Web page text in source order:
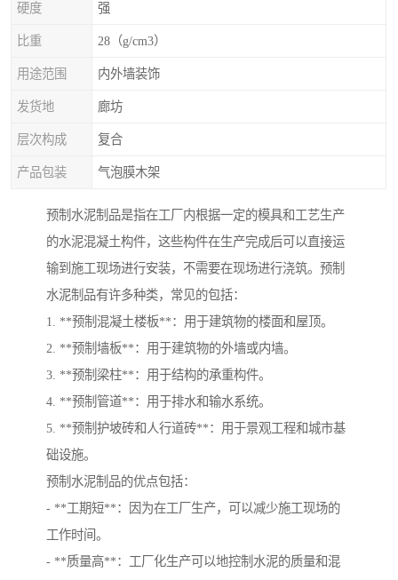
硬度 强
比重 28（g/cm3）
用途范围 内外墙装饰
发货地 廊坊
层次构成 复合
产品包装 气泡膜木架
预制水泥制品是指在工厂内根据一定的模具和工艺生产
的水泥混凝土构件，这些构件在生产完成后可以直接运
输到施工现场进行安装，不需要在现场进行浇筑。预制
水泥制品有许多种类，常见的包括：
1. **预制混凝土楼板**：用于建筑物的楼面和屋顶。
2. **预制墙板**：用于建筑物的外墙或内墙。
3. **预制梁柱**：用于结构的承重构件。
4. **预制管道**：用于排水和输水系统。
5. **预制护坡砖和人行道砖**：用于景观工程和城市基
础设施。
预制水泥制品的优点包括：
- **工期短**：因为在工厂生产，可以减少施工现场的
工作时间。
- **质量高**：工厂化生产可以地控制水泥的质量和混